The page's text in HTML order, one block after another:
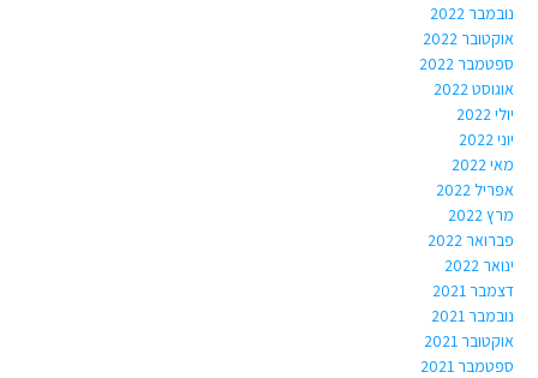
נובמבר 2022
אוקטובר 2022
ספטמבר 2022
אוגוסט 2022
יולי 2022
יוני 2022
מאי 2022
אפריל 2022
מרץ 2022
פברואר 2022
ינואר 2022
דצמבר 2021
נובמבר 2021
אוקטובר 2021
ספטמבר 2021